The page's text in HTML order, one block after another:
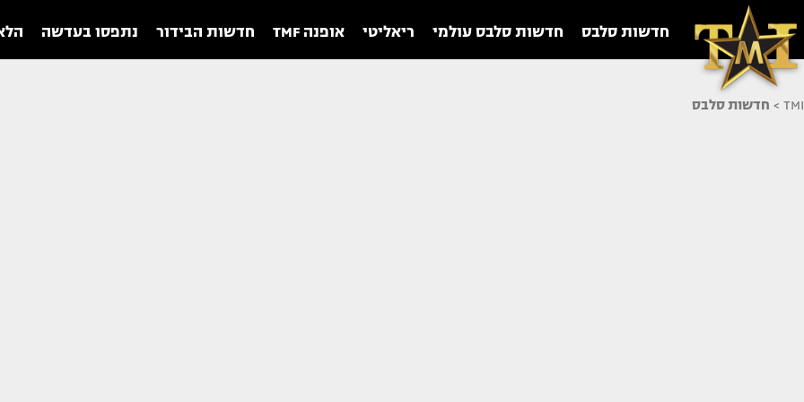
חדשות סלבס חדשות סלבס עולמי ריאליטי אופנה TMF חדשות הבידור נתפסו בעדשה
TMI
> חדשות סלבס